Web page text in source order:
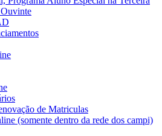
de Matriculas
(somente dentro da rede dos campi)